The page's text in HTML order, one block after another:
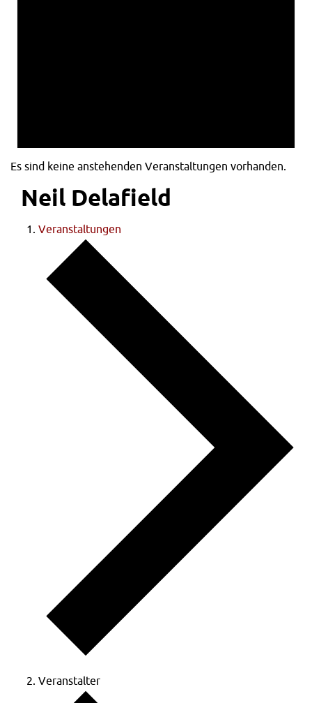
Es sind keine anstehenden Veranstaltungen vorhanden.
Neil Delafield
Veranstaltungen
Veranstalter